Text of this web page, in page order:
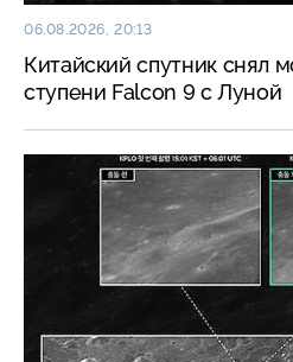
06.08.2026, 20:13
Китайский спутник снял
ступени Falcon 9 с Луной